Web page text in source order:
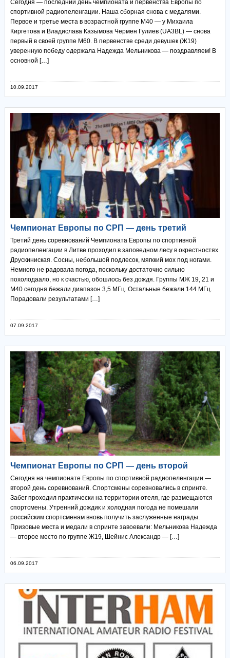
Сегодня — последний день чемпионата и первенства Европы по
спортивной радиопеленгации. Наша сборная снова с медалями.
Первое и третье места в возрастной группе М40 — у Михаила
Киргетова и Владислава Казымова Чермен Гулиев (UA3BL) — снова
первый в своей группе М60. В первенстве среди девушек (Ж19)
уверенную победу одержала Надежда Мельникова — поздравляем! В
основной […]
10.09.2017
Чемпионат Европы по СРП — день третий
Третий день соревнований Чемпионата Европы по спортивной
радиопеленгации в Литве проходил в заповедном лесу в окрестностях
Друскиниская. Сосны, небольшой подлесок, мягккий мох под ногами.
Немного не радовала погода, поскольку достаточно сильно
похолодаало, но к счастью, обошлось без дождя. Группы МЖ 19, 21 и
М40 сегодня бежали диапазон 3,5 МГц. Остальные бежали 144 МГц.
Порадовали результатами […]
07.09.2017
Чемпионат Европы по СРП — день второй
Сегодня на чемпионате Европы по спортивной радиопеленгации —
второй день соревнований. Спортсмены соревновались в спринте.
Забег проходил практически на территории отеля, где размещаются
спортсмены. Утренний дождик и холодная погода не помешали
российским спортсменам вновь получить заслуженные награды.
Призовые места и медали в спринте завоевали: Мельникова Надежда
— второе место по группе Ж19, Шейнис Александр — […]
06.09.2017